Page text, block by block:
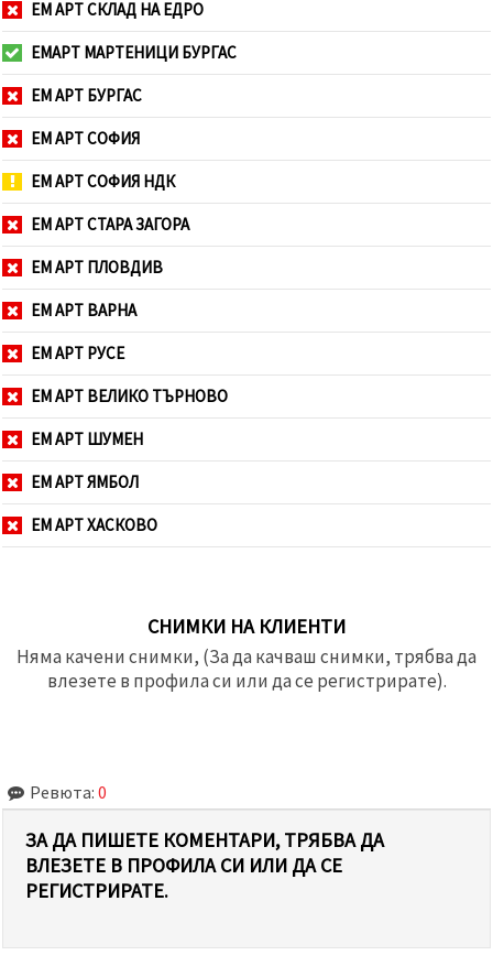
ЕМ АРТ СКЛАД НА ЕДРО
ЕМАРТ МАРТЕНИЦИ БУРГАС
ЕМ АРТ БУРГАС
ЕМ АРТ СОФИЯ
ЕМ АРТ СОФИЯ НДК
ЕМ АРТ СТАРА ЗАГОРА
ЕМ АРТ ПЛОВДИВ
ЕМ АРТ ВАРНА
ЕМ АРТ РУСЕ
ЕМ АРТ ВЕЛИКО ТЪРНОВО
ЕМ АРТ ШУМЕН
ЕМ АРТ ЯМБОЛ
ЕМ АРТ ХАСКОВО
СНИМКИ НА КЛИЕНТИ
Няма качени снимки, (За да качваш снимки, трябва да
влезете в профила си или да се регистрирате).
Ревюта: 0
ЗА ДА ПИШЕТЕ КОМЕНТАРИ, ТРЯБВА ДА
ВЛЕЗЕТЕ В ПРОФИЛА СИ ИЛИ ДА СЕ
РЕГИСТРИРАТЕ.